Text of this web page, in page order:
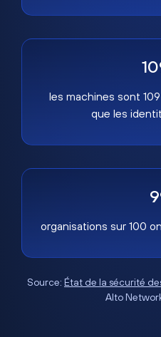
les machines sont
que les
organisations sur 100
Source: État de la sécurité
Alto